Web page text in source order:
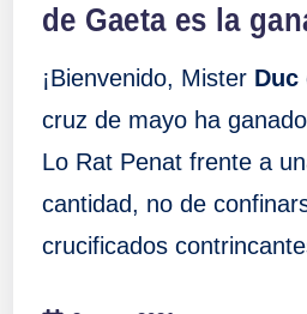
de Gaeta es la
¡Bienvenido, Mister Duc
cruz de mayo ha
Lo Rat Penat frente a
cantidad, no de
crucificados